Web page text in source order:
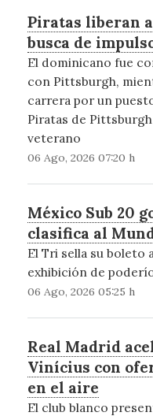
Piratas liberan
busca de
El dominicano fue
con Pittsburgh,
carrera por un
Piratas de
veterano
06 Ago, 2026 07:20 h
México Sub 20
clasifica al
El Tri sella su boleto
exhibición de
06 Ago, 2026 05:25 h
Real Madrid
Vinícius con
en el aire
El club blanco